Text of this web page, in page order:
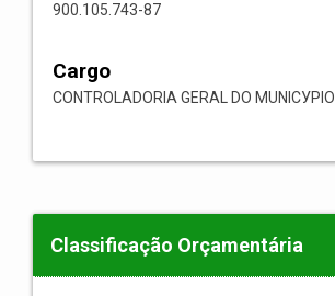
900.105.743-87
Cargo
CONTROLADORIA GERAL DO MUNICУPIO
Classificação Orçamentária